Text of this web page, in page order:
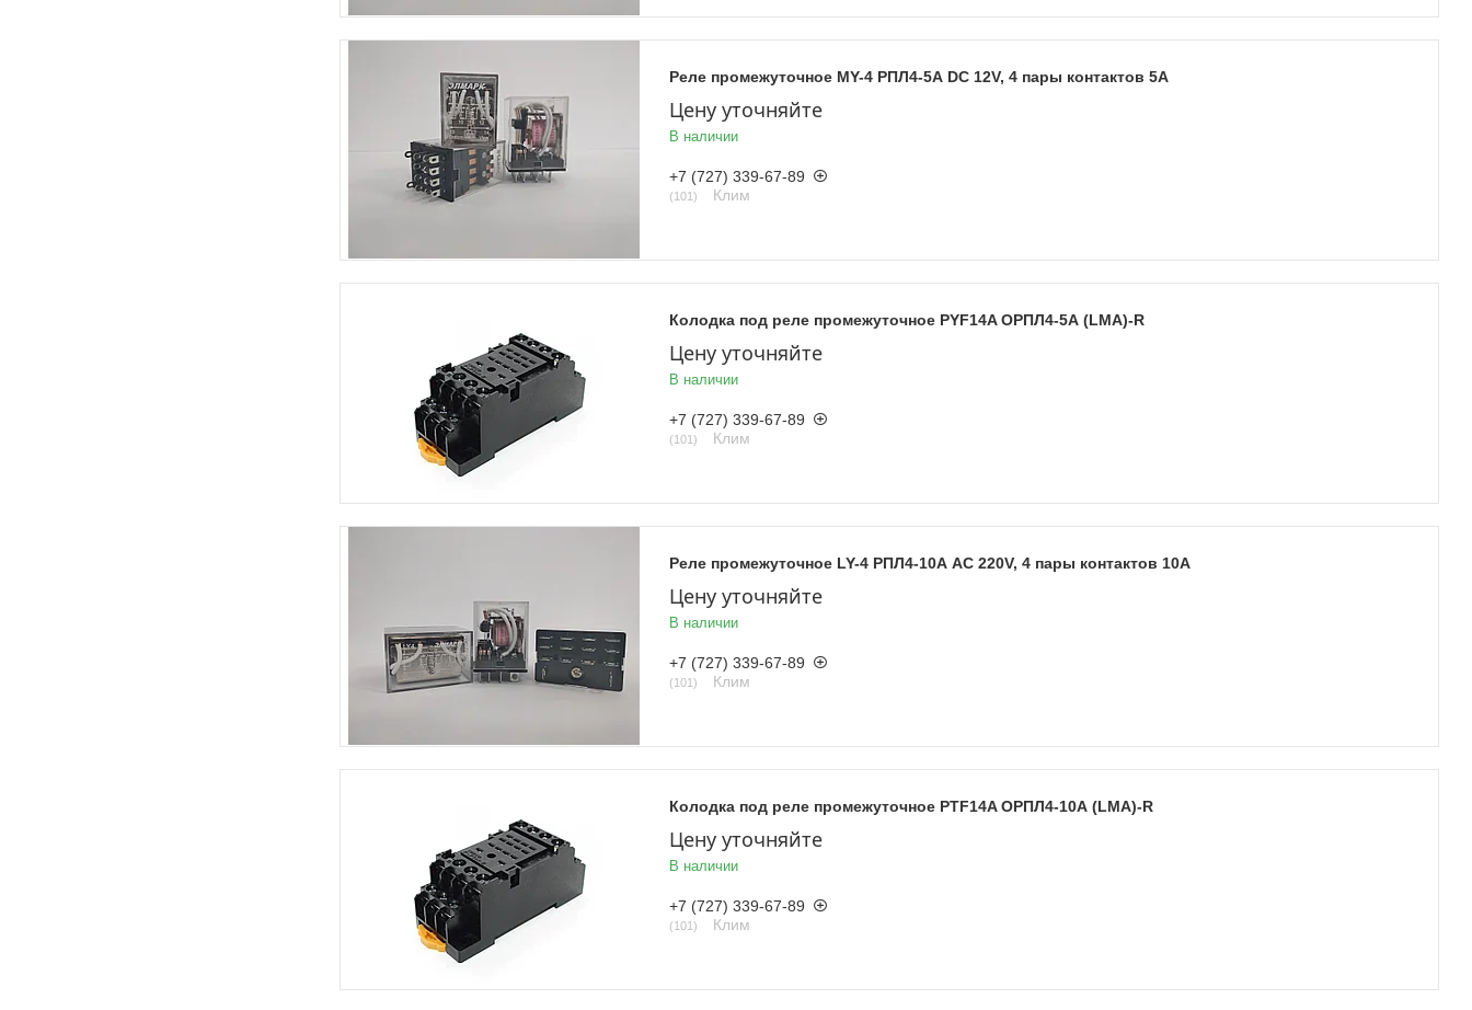
Реле промежуточное MY-4 РПЛ4-5А DC 12V, 4 пары контактов 5А
Цену уточняйте
В наличии
+7 (727) 339-67-89
101 Клим
Колодка под реле промежуточное PYF14A ОРПЛ4-5А (LMA)-R
Цену уточняйте
В наличии
+7 (727) 339-67-89
101 Клим
Реле промежуточное LY-4 РПЛ4-10А AC 220V, 4 пары контактов 10А
Цену уточняйте
В наличии
+7 (727) 339-67-89
101 Клим
Колодка под реле промежуточное PTF14A ОРПЛ4-10А (LMA)-R
Цену уточняйте
В наличии
+7 (727) 339-67-89
101 Клим